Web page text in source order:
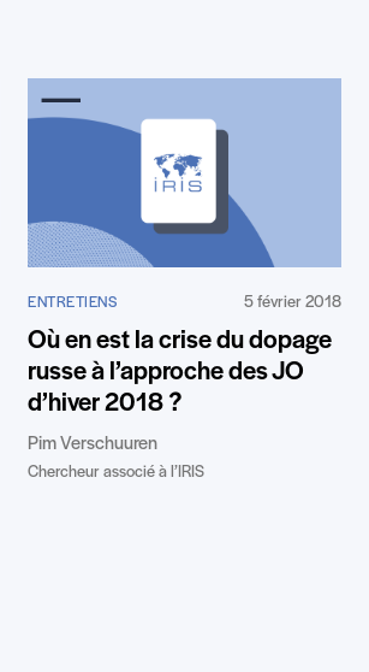
ENTRETIENS 5 février 2018
Où en est la crise du dopage
russe à l’approche des JO
d’hiver 2018 ?
Pim Verschuuren
Chercheur associé à l’IRIS